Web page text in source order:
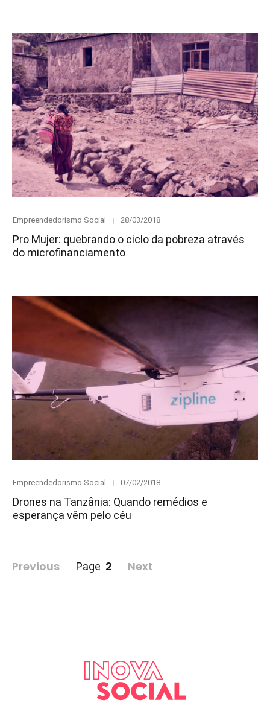
Category
Empreendedorismo Social
Posted
28/03/2018
Pro Mujer: quebrando o ciclo da pobreza através
do microfinanciamento
Category
Empreendedorismo Social
Posted
07/02/2018
Drones na Tanzânia: Quando remédios e
esperança vêm pelo céu
Paginação
Previous Page 2 Next